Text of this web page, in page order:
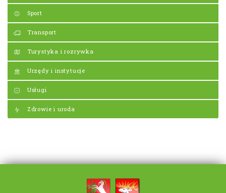
Sport
Transport
Turystyka i rozrywka
Urzędy i instytucje
Usługi
Zdrowie i uroda